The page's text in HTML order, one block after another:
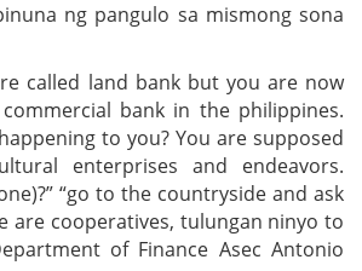
ng pangulo sa mismong sona
called land bank but you are now
bank in the philippines.
to you? You are supposed
enterprises and endeavors.
“go to the countryside and ask
are cooperatives, tulungan ninyo to
of Finance Asec Antonio